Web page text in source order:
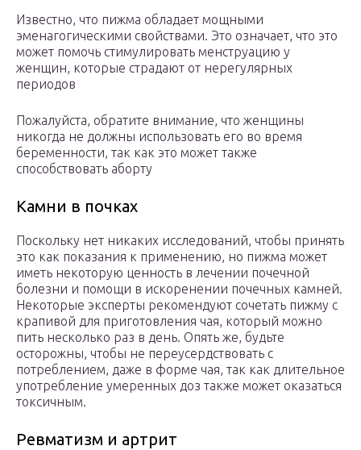
Известно, что пижма обладает мощными
эменагогическими свойствами. Это означает, что это
может помочь стимулировать менструацию у
женщин, которые страдают от нерегулярных
периодов
Пожалуйста, обратите внимание, что женщины
никогда не должны использовать его во время
беременности, так как это может также
способствовать аборту
Камни в почках
Поскольку нет никаких исследований, чтобы принять
это как показания к применению, но пижма может
иметь некоторую ценность в лечении почечной
болезни и помощи в искоренении почечных камней.
Некоторые эксперты рекомендуют сочетать пижму с
крапивой для приготовления чая, который можно
пить несколько раз в день. Опять же, будьте
осторожны, чтобы не переусердствовать с
потреблением, даже в форме чая, так как длительное
употребление умеренных доз также может оказаться
токсичным.
Ревматизм и артрит